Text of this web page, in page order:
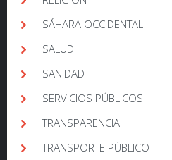
SÁHARA OCCIDENTAL
SALUD
SANIDAD
SERVICIOS PÚBLICOS
TRANSPARENCIA
TRANSPORTE PÚBLICO